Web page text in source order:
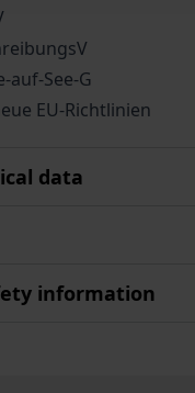
auf-See-G
EU-Richtlinien
data
information